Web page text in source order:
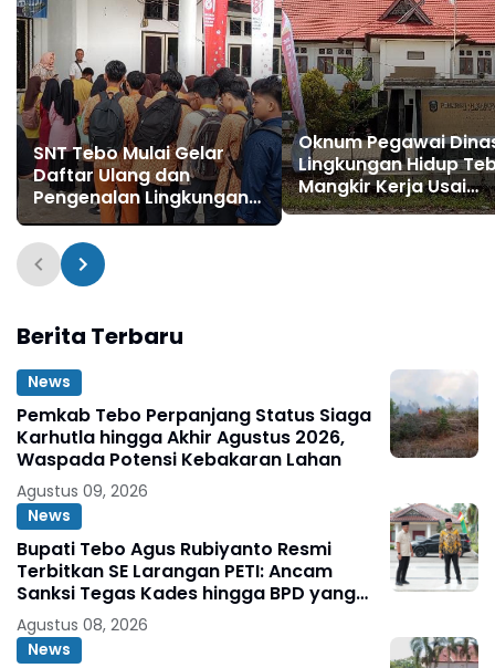
SNT Tebo Mulai Gelar
Daftar Ulang dan
Pengenalan Lingkungan
Sekolah, Puluhan Calon
Siswa Hadir Bersama
Orang Tua
Oknum Pegawai
Lingkungan Hidup
Mangkir Kerja Usai
Dipanggil Polisi,
Berita Terbaru
News
Pemkab Tebo Perpanjang Status Siaga
Karhutla hingga Akhir Agustus 2026,
Waspada Potensi Kebakaran Lahan
Agustus 09, 2026
News
Bupati Tebo Agus Rubiyanto Resmi
Terbitkan SE Larangan PETI: Ancam
Sanksi Tegas Kades hingga BPD yang
Terlibat
Agustus 08, 2026
News